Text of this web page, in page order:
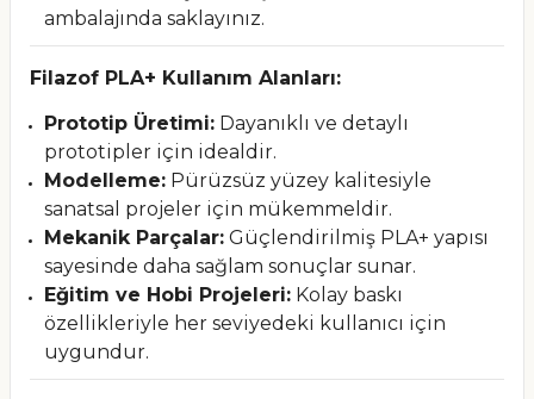
ambalajında saklayınız.
Filazof PLA+ Kullanım Alanları:
Prototip Üretimi: Dayanıklı ve detaylı
prototipler için idealdir.
Modelleme: Pürüzsüz yüzey kalitesiyle
sanatsal projeler için mükemmeldir.
Mekanik Parçalar: Güçlendirilmiş PLA+ yapısı
sayesinde daha sağlam sonuçlar sunar.
Eğitim ve Hobi Projeleri: Kolay baskı
özellikleriyle her seviyedeki kullanıcı için
uygundur.